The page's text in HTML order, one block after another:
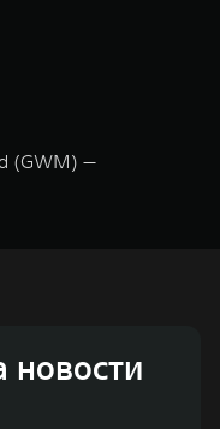
(GWM) —
деятельности
новости